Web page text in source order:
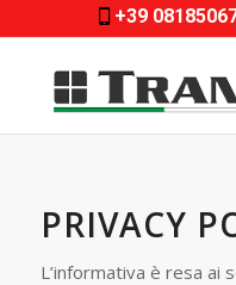
+39
PRIVACY
L’informativa è resa ai